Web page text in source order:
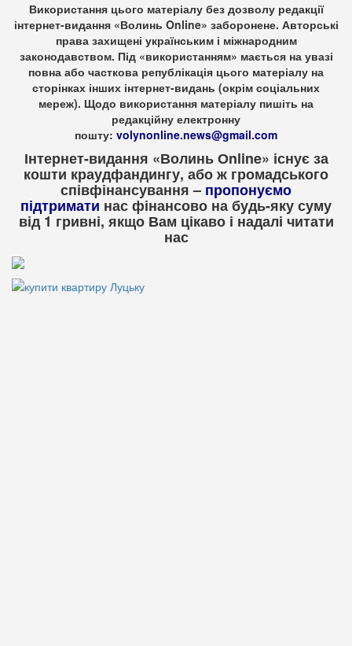
Використання цього матеріалу без дозволу редакції
інтернет-видання «Волинь Online» заборонене. Авторські
права захищені українським і міжнародним
законодавством. Під «використанням» мається на увазі
повна або часткова републікація цього матеріалу на
сторінках інших інтернет-видань (окрім соціальних
мереж). Щодо використання матеріалу пишіть на
редакційну електронну
пошту: volynonline.news@gmail.com
Інтернет-видання «Волинь Оnline» існує за
кошти краудфандингу, або ж громадського
співфінансування – пропонуємо
підтримати нас фінансово на будь-яку суму
від 1 гривні, якщо Вам цікаво і надалі читати
нас